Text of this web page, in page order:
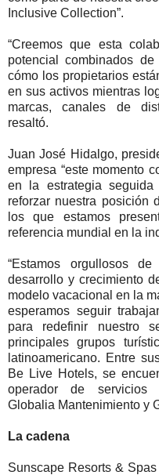
Inclusive Collection”.
“Creemos que esta
potencial combinados
cómo los propietarios
en sus activos mientras
marcas, canales de
resaltó.
Juan José Hidalgo,
empresa “este momento
en la estrategia
reforzar nuestra posición
los que estamos
referencia mundial en la
“Estamos orgullosos
desarrollo y crecimiento
modelo vacacional en la
esperamos seguir
para redefinir nuestro
principales grupos
latinoamericano. Entre
Be Live Hotels, se
operador de servicios
Globalia Mantenimiento y
La cadena
Sunscape Resorts &